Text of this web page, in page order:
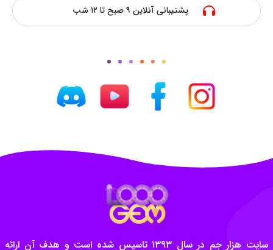
پشتیبانی آنلاین ۹ صبح تا ۱۲ شب
سایت هزار جم در سال ۱۳۹۳ تاسیس شده است و هدف آن ارائه